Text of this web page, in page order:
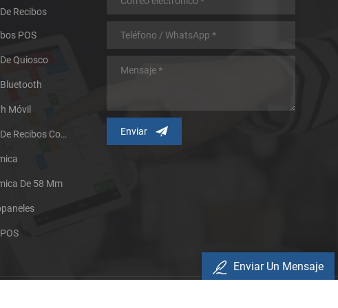
Recibos
POS
Quiosco
Móvil
Impresora Térmica De Recibos Con Micropanel.
De 58 Mm
Enviar Un Mensaje